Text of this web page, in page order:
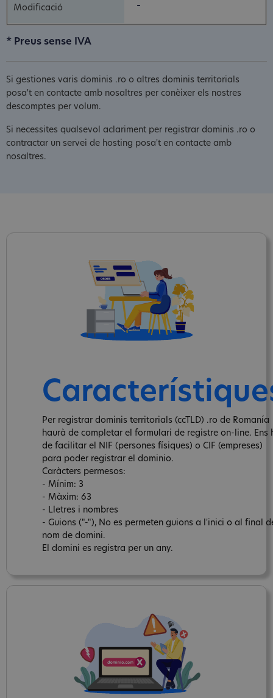
-
* Preus sense IVA
Si gestiones varis dominis .ro o altres dominis territorials
posa't en contacte amb nosaltres per conèixer els nostres
descomptes per volum.
Si necessites qualsevol aclariment per registrar dominis .ro o
contractar un servei de hosting posa't en contacte amb
nosaltres.
Per registrar dominis territorials (ccTLD) .ro de Romanía
haurà de completar el formulari de registre on-line. Ens
de facilitar el NIF (persones físiques) o CIF (empreses)
para poder registrar el dominio.
Caràcters permesos:
- Mínim: 3
- Màxim: 63
- Lletres i nombres
- Guions ("-"), No es permeten guions a l'inici o al final
nom de domini.
El domini es registra per un any.